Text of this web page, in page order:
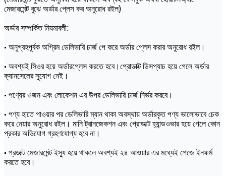
মেজারমেন্ট বুঝে অর্ডার প্লেস কর অনুরোধ রইল)
অর্ডার সম্পর্কিত নিয়মাবলী:
• অনুগ্রহপূর্বক অগ্রিম ডেলিভারি চার্জ পে করে অর্ডার প্লেস করার অনুরোধ রইল।
• অবশ্যই সিওর হয়ে অর্ডারপ্লেস করতে হবে।প্রোডাক্ট ডিসপ্যাচ হয়ে গেলে অর্ডার
ক্যানসেলের সুযোগ নেই।
• পণ্যের ওজন এবং লোকেশন এর উপর ডেলিভারি চার্জ নির্ভর করবে।
• পণ্য হাতে পাওয়ার পর ডেলিভারি ম্যান থাকা অবস্থায় অর্ডারকৃত পণ্য ভালোভাবে চেক
করে নেয়ার অনুরোধ রইল। মানি ট্রানজেকশন এবং প্রোডাক্ট হ্যান্ডওভার হয়ে গেলে কোন
প্রকার অভিযোগ গ্রহণযোগ্য হবে না।
• প্রডাক্ট মেজারমেন্ট ইস্যু হয়ে থাকলে অবশ্যই ২৪ আওয়ার এর মধ্যেই পেজে ইনফর্ম
করতে হবে।